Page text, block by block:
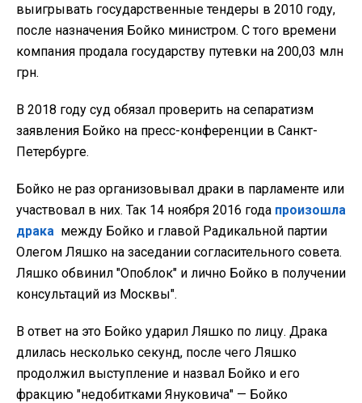
выигрывать государственные тендеры в 2010 году,
после назначения Бойко министром. С того времени
компания продала государству путевки на 200,03 млн
грн.
В 2018 году суд обязал проверить на сепаратизм
заявления Бойко на пресс-конференции в Санкт-
Петербурге.
Бойко не раз организовывал драки в парламенте или
участвовал в них. Так 14 ноября 2016 года произошла
драка между Бойко и главой Радикальной партии
Олегом Ляшко на заседании согласительного совета.
Ляшко обвинил "Опоблок" и лично Бойко в получении
консультаций из Москвы".
В ответ на это Бойко ударил Ляшко по лицу. Драка
длилась несколько секунд, после чего Ляшко
продолжил выступление и назвал Бойко и его
фракцию "недобитками Януковича" — Бойко